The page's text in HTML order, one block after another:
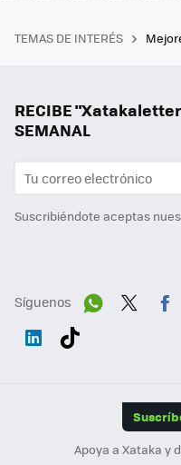
TEMAS DE INTERÉS
RECIBE
SEMANAL
Suscribiéndote aceptas
Síguenos
Apoya a Xataka y